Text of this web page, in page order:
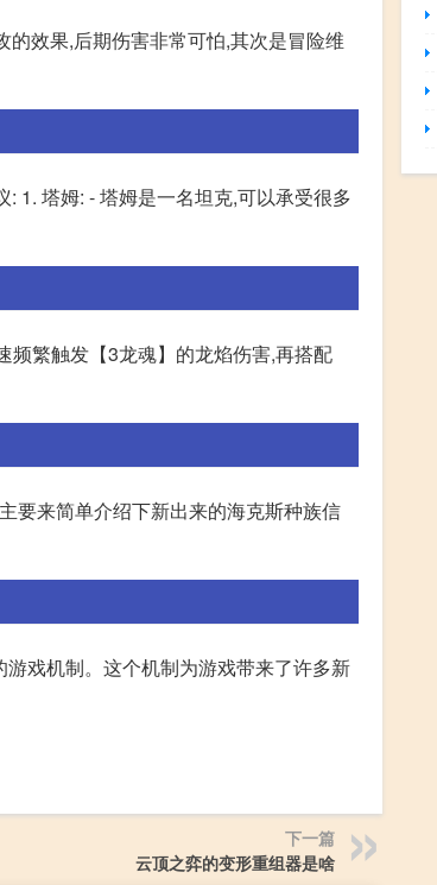
效果,后期伤害非常可怕,其次是冒险维
1. 塔姆: - 塔姆是一名坦克,可以承受很多
频繁触发【3龙魂】的龙焰伤害,再搭配
要来简单介绍下新出来的海克斯种族信
戏机制。这个机制为游戏带来了许多新
下一篇
云顶之弈的变形重组器是啥